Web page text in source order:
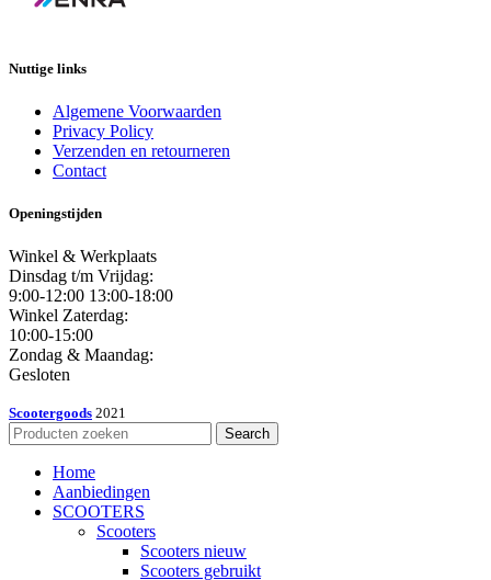
Nuttige links
Algemene Voorwaarden
Privacy Policy
Verzenden en retourneren
Contact
Openingstijden
Winkel & Werkplaats
Dinsdag t/m Vrijdag:
9:00-12:00 13:00-18:00
Winkel Zaterdag:
10:00-15:00
Zondag & Maandag:
Gesloten
Scootergoods 2021
Search
Home
Aanbiedingen
SCOOTERS
Scooters
Scooters nieuw
Scooters gebruikt